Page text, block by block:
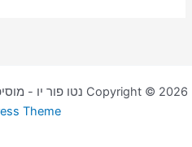
Copyright © 2026 נטו פור יו - מוסיפים לך לנטו | Powered by
Theme